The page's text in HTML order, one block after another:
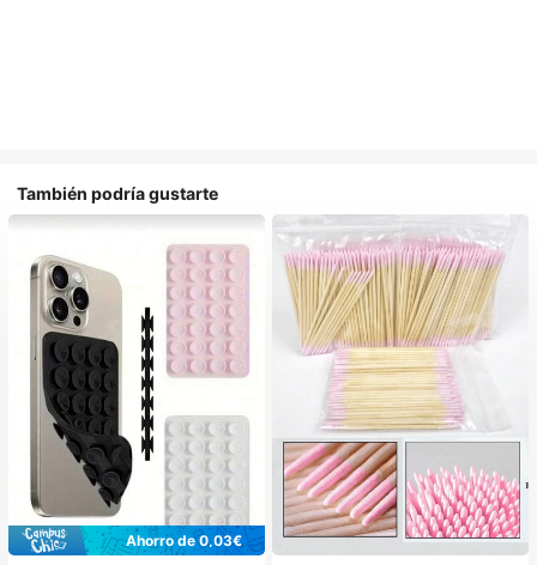
También podría gustarte
Ahorro de 0,03€